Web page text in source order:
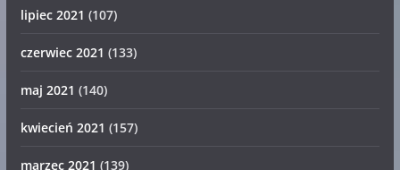
lipiec 2021 (107)
czerwiec 2021 (133)
maj 2021 (140)
kwiecień 2021 (157)
marzec 2021 (139)